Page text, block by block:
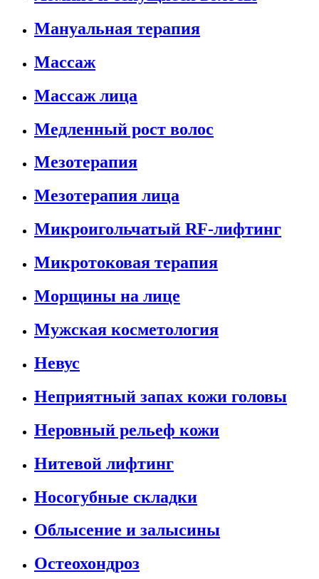
Мануальная терапия
Массаж
Массаж лица
Медленный рост волос
Мезотерапия
Мезотерапия лица
Микроигольчатый RF-лифтинг
Микротоковая терапия
Морщины на лице
Мужская косметология
Невус
Неприятный запах кожи головы
Неровный рельеф кожи
Нитевой лифтинг
Носогубные складки
Облысение и залысины
Остеохондроз